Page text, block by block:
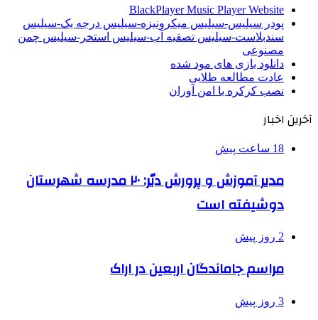
BlackPlayer Music Player Website
پودر سیلیس-سیلیس میکرونیزه-سیلیس درجه یک-سیلیس
سندبلاست-سیلیس تصفیه آب-سیلیس استخر-سیلیس چمن
مصنوعی
دانلود بازی های مود شده
عادت مطالعه طلایی
نصب کرکره با امن آوران
آخرین اخبار
18 ساعت پیش
مدیر آموزش و پرورش دیّر: ۲۰ مدرسه شهرستان
دوشیفته است
2 روز پیش
مراسم جاماندگان اربعین در اراک
3 روز پیش